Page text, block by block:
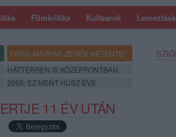
Filmkritika Kultsarok
FRISS MAGYAR ZENÉK HETENTE!
HÁTTÉRBEN IS KÖZÉPPONTBAN.
2005: EZ MENT HÚSZ ÉVE.
11 ÉV UTÁN